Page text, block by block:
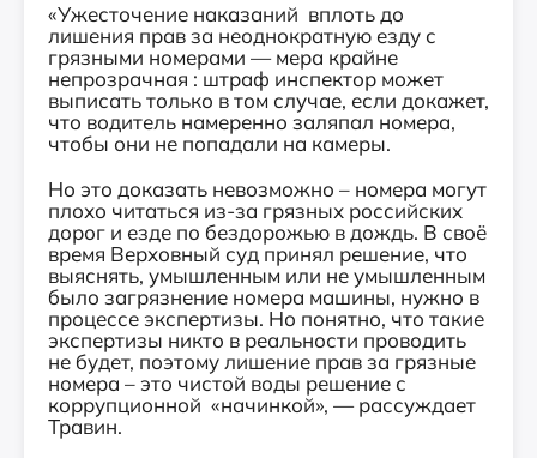
«Ужесточение наказаний вплоть до
лишения прав за неоднократную езду с
грязными номерами — мера крайне
непрозрачная : штраф инспектор может
выписать только в том случае, если докажет,
что водитель намеренно заляпал номера,
чтобы они не попадали на камеры.
Но это доказать невозможно – номера могут
плохо читаться из-за грязных российских
дорог и езде по бездорожью в дождь. В своё
время Верховный суд принял решение, что
выяснять, умышленным или не умышленным
было загрязнение номера машины, нужно в
процессе экспертизы. Но понятно, что такие
экспертизы никто в реальности проводить
не будет, поэтому лишение прав за грязные
номера – это чистой воды решение с
коррупционной «начинкой», — рассуждает
Травин.